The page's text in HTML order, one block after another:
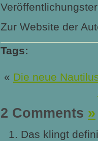
Zur Website der
Tags:
« Die neue
2 Comments »
Das klingt